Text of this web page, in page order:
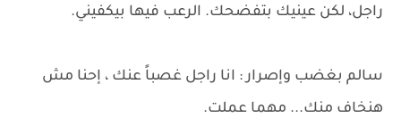
راجل، لكن عينيك بتفضحك. الرعب فيها بيكفيني.
سالم بغضب وإصرار : انا راجل غصباً عنك ، إحنا مش
هنخاف منك... مهما عملت.